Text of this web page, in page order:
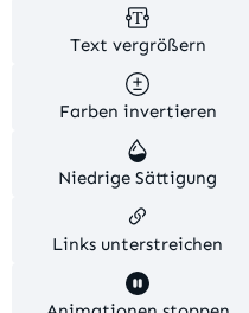
Alle Preise inkl.
Versandkosten .
© 2026 MKV24 – Alle
TC-
Text vergrößern
Farben invertieren
Niedrige Sättigung
Links unterstreichen
Diese Website verwendet